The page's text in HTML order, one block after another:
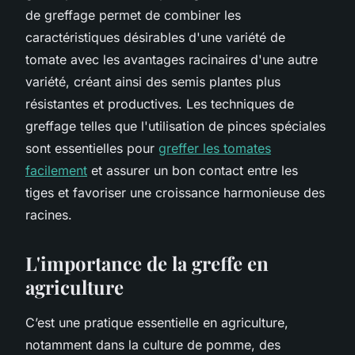
de greffage permet de combiner les
caractéristiques désirables d'une variété de
tomate avec les avantages racinaires d'une autre
variété, créant ainsi des semis plantes plus
résistantes et productives. Les techniques de
greffage telles que l'utilisation de pinces spéciales
sont essentielles pour greffer les tomates
facilement et assurer un bon contact entre les
tiges et favoriser une croissance harmonieuse des
racines.
L'importance de la greffe en
agriculture
C’est une pratique essentielle en agriculture,
notamment dans la culture de pomme, des